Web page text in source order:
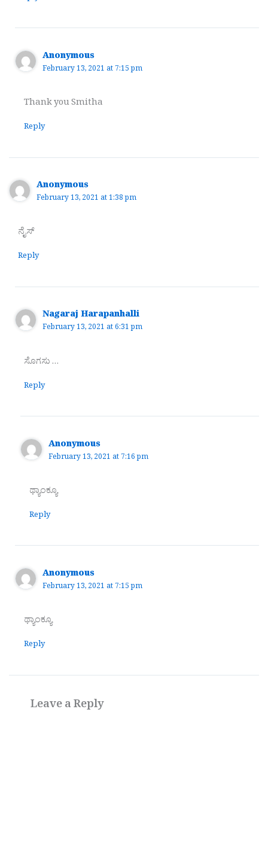
Anonymous
February 13, 2021 at 7:15 pm
Thank you Smitha
Reply
Anonymous
February 13, 2021 at 1:38 pm
ನೈಸ್
Reply
Nagaraj Harapanhalli
February 13, 2021 at 6:31 pm
ಸೊಗಸು …
Reply
Anonymous
February 13, 2021 at 7:16 pm
ಥ್ಯಾಂಕ್ಯೂ
Reply
Anonymous
February 13, 2021 at 7:15 pm
ಥ್ಯಾಂಕ್ಯೂ
Reply
Leave a Reply